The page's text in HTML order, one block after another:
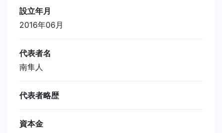
設立年月
2016年06月
代表者名
南隼人
代表者略歴
資本金